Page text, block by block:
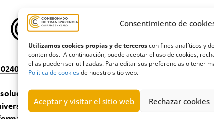
Consentimiento de
Utilizamos cookies propias y de terceroscon fines analíticos y
contenidos. A continuación, puede aceptar el uso de cookies,
ellas pueden ser utilizadas. Para editar sus preferencias o tener
Política de cookiesde nuestro sitio web.
Aceptar y visitar el sitio web Rechazar cookies